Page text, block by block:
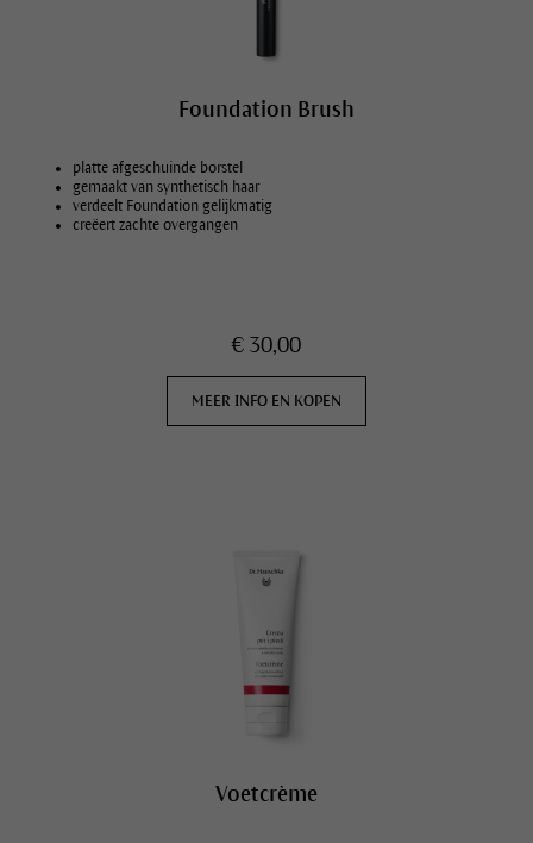
Foundation Brush
platte afgeschuinde borstel
gemaakt van synthetisch haar
verdeelt Foundation gelijkmatig
creëert zachte overgangen
€ 30,00
MEER INFO EN KOPEN
Voetcrème